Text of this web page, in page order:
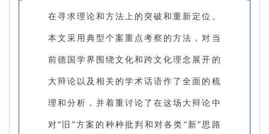
在寻求理论和方法上的突破和重新定位。
本文采用典型个案重点考察的方法，对当
前德国学界围绕文化和跨文化理念展开的
大辩论以及相关的学术话语作了全面的梳
理和分析，并着重讨论了在这场大辩论中
对“旧”方案的种种批判和对各类“新”思路